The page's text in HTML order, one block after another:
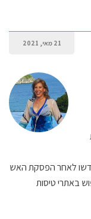
21 מאי, 2021
לאחר הפסקת האש
באתרי טיסות